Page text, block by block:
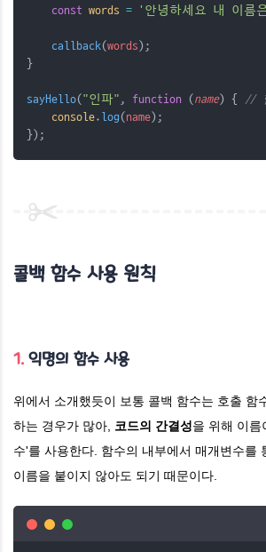
const words = '안녕하세요 내 이름
callback(words );
}
sayHello( "인파" , function ( name) {
//
console. log( name);
});
콜백 함수 사용 원칙
1. 익명의 함수 사용
위에서 소개했듯이 보통 콜백 함수는 호출 함
하는 경우가 많아,
코드의 간결성을 위해 이름
수'를 사용한다. 함수의 내부에서 매개변수를
이름을 붙이지 않아도 되기 때문이다.